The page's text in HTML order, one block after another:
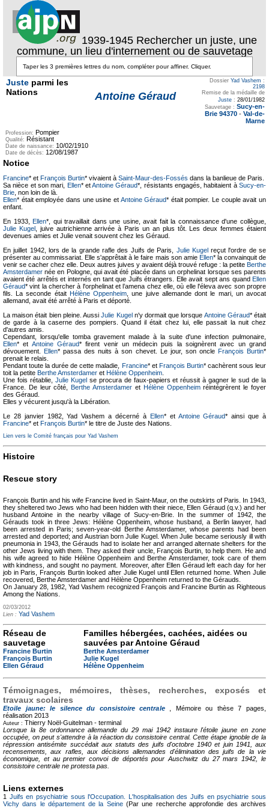
1939-1945 Rechercher un juste, une
commune, un lieu d'internement ou de sauvetage
Juste parmi les
Nations
Antoine Géraud
Dossier Yad Vashem :
2198
Remise de la médaille de
Juste : 28/01/1982
Sauvetage : Sucy-en-
Brie 94370 - Val-de-
Marne
Profession: Pompier
Qualité: Résistant
Date de naissance: 10/02/1910
Date de décès: 12/08/1987
Notice
Francine* et François Burtin* vivaient à Saint-Maur-des-Fossés dans la banlieue de Paris.
Sa nièce et son mari, Ellen* etAntoine Géraud*, résistants engagés, habitaient àSucy-en-
Brie , non loin de là.
Ellen* était employée dans une usine et Antoine Géraud* était pompier. Le couple avait un
enfant.
En 1933,Ellen*, qui travaillait dans une usine, avait fait la connaissance d'une collègue,
Julie Kugel, juive autrichienne arrivée à Paris un an plus tôt. Les deux femmes étaient
devenues amies et Julie venait souvent chez les Géraud.
En juillet 1942, lors de la grande rafle des Juifs de Paris, Julie Kugelreçut l'ordre de se
présenter au commissariat. Elle s'apprêtait à le faire mais son amie Ellen* la convainquit de
venir se cacher chez elle. Deux autres juives y avaient déjà trouvé refuge : la petite Berthe
Amsterdamer née en Pologne, qui avait été placée dans un orphelinat lorsque ses parents
avaient été arrêtés et internés en tant que Juifs étrangers. Elle avait sept ans quand Ellen
Géraud* vint la chercher à l'orphelinat et l’amena chez elle, où elle l'éleva avec son propre
fils. La seconde était Hélène Oppenheim , une juive allemande dont le mari, un avocat
allemand, avait été arrêté à Paris et déporté.
La maison était bien pleine. AussiJulie Kugeln'y dormait que lorsque Antoine Géraud* était
de garde à la caserne des pompiers. Quand il était chez lui, elle passait la nuit chez
d'autres amis.
Cependant, lorsqu'elle tomba gravement malade à la suite d'une infection pulmonaire,
Ellen* et Antoine Géraud* firent venir un médecin puis la soignèrent avec un grand
dévouement.Ellen* passa des nuits à son chevet. Le jour, son oncle François Burtin*
prenait le relais.
Pendant toute la durée de cette maladie, Francine* et François Burtin* cachèrent sous leur
toit la petite Berthe Amsterdamer et Hélène Oppenheim
Une fois rétablie, Julie Kugelse procura de faux-papiers et réussit à gagner le sud de la
France. De leur côté,Berthe Amsterdamer et Hélène Oppenheimréintégrèrent le foyer
des Géraud.
Elles y vécurent jusqu'à la Libération.
Le 28 janvier 1982, Yad Vashem a décerné à Ellen* et Antoine Géraud* ainsi que à
Francine* et François Burtin* le titre de Juste des Nations.
Lien vers le Comité français pour Yad Vashem
Histoire
Rescue story
François Burtin and his wife Francine lived in Saint-Maur, on the outskirts of Paris. In 1943,
they sheltered two Jews who had been hidden with their niece, Ellen Géraud (q.v.) and her
husband Antoine in the nearby village of Sucy-en-Brie. In the summer of 1942, the
Gérauds took in three Jews: Hélène Oppenheim, whose husband, a Berlin lawyer, had
been arrested in Paris; seven-year-old Berthe Amsterdamer, whose parents had been
arrested and deported; and Austrian born Julie Kugel. When Julie became seriously ill with
pneumonia in 1943, the Gérauds had to isolate her and arranged alternate shelters for the
other Jews living with them. They asked their uncle, François Burtin, to help them. He and
his wife agreed to hide Hélène Oppenheim and Berthe Amsterdamer, took care of them
with kindness, and sought no payment. Moreover, after Ellen Géraud left each day for her
job in Paris, François Burtin looked after Julie Kugel until Ellen returned home. When Julie
recovered, Berthe Amsterdamer and Hélène Oppenheim returned to the Gérauds.
On January 28, 1982, Yad Vashem recognized François and Francine Burtin as Righteous
Among the Nations.
02/03/2012
Lien : Yad Vashem
Réseau de
sauvetage
Francine Burtin
François Burtin
Ellen Géraud
Familles hébergées, cachées, aidées ou
sauvées par Antoine Géraud
Berthe Amsterdamer
Julie Kugel
Hélène Oppenheim
Témoignages, mémoires, thèses, recherches, exposés et
travaux scolaires
Etoile jaune: le silence du consistoire centrale, Mémoire ou thèse
7 pages,
réalisation 2013
Auteur : Thierry Noël-Guitelman - terminal
Lorsque la 8e ordonnance allemande du 29 mai 1942 instaure l'étoile jaune en zone
occupée, on peut s'attendre à la réaction du consistoire central. Cette étape ignoble de la
répression antisémite succédait aux statuts des juifs d'octobre 1940 et juin 1941, aux
recensements, aux rafles, aux décisions allemandes d'élimination des juifs de la vie
économique, et au premier convoi de déportés pour Auschwitz du 27 mars 1942, le
consistoire centrale ne protesta pas.
Liens externes
1 Juifs en psychiatrie sous l'Occupation. L'hospitalisation des Juifs en psychiatrie sous
Vichy dans le département de la Seine (Par une recherche approfondie des archives